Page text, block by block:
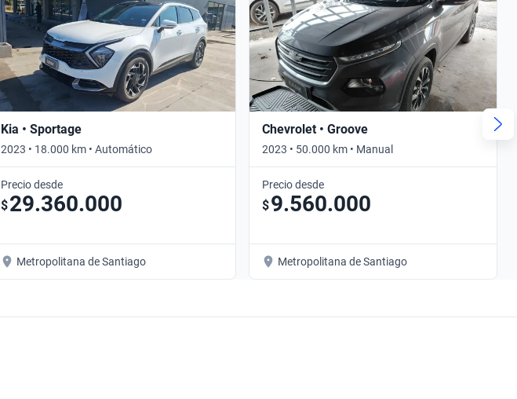
Kia • Sportage
2023 • 18.000 km • Automático
Precio desde
$29.360.000
Metropolitana de Santiago
Chevrolet • Groove
2023 • 50.000 km • Manual
Precio desde
$9.560.000
Metropolitana de Santiago